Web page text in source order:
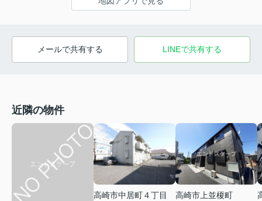
メールで共有する LINEで共有する
近隣の物件
高崎市中居町４丁目
高崎市上並榎町